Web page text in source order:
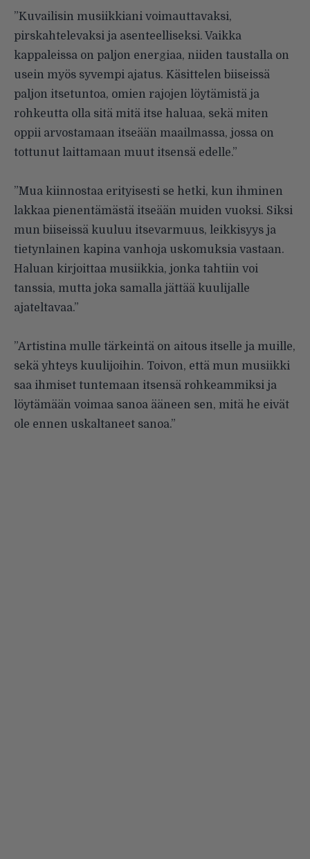
”Kuvailisin musiikkiani voimauttavaksi,
pirskahtelevaksi ja asenteelliseksi. Vaikka
kappaleissa on paljon energiaa, niiden taustalla on
usein myös syvempi ajatus. Käsittelen biiseissä
paljon itsetuntoa, omien rajojen löytämistä ja
rohkeutta olla sitä mitä itse haluaa, sekä miten
oppii arvostamaan itseään maailmassa, jossa on
tottunut laittamaan muut itsensä edelle.”
”Mua kiinnostaa erityisesti se hetki, kun ihminen
lakkaa pienentämästä itseään muiden vuoksi. Siksi
mun biiseissä kuuluu itsevarmuus, leikkisyys ja
tietynlainen kapina vanhoja uskomuksia vastaan.
Haluan kirjoittaa musiikkia, jonka tahtiin voi
tanssia, mutta joka samalla jättää kuulijalle
ajateltavaa.”
”Artistina mulle tärkeintä on aitous itselle ja muille,
sekä yhteys kuulijoihin. Toivon, että mun musiikki
saa ihmiset tuntemaan itsensä rohkeammiksi ja
löytämään voimaa sanoa ääneen sen, mitä he eivät
ole ennen uskaltaneet sanoa.”